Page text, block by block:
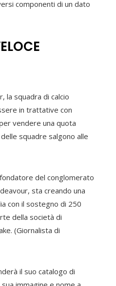
componenti di un dato
la squadra di calcio
in trattative con
vendere una quota
squadre salgono alle
del conglomerato
sta creando una
con il sostegno di 250
della società di
(Giornalista di
il suo catalogo di